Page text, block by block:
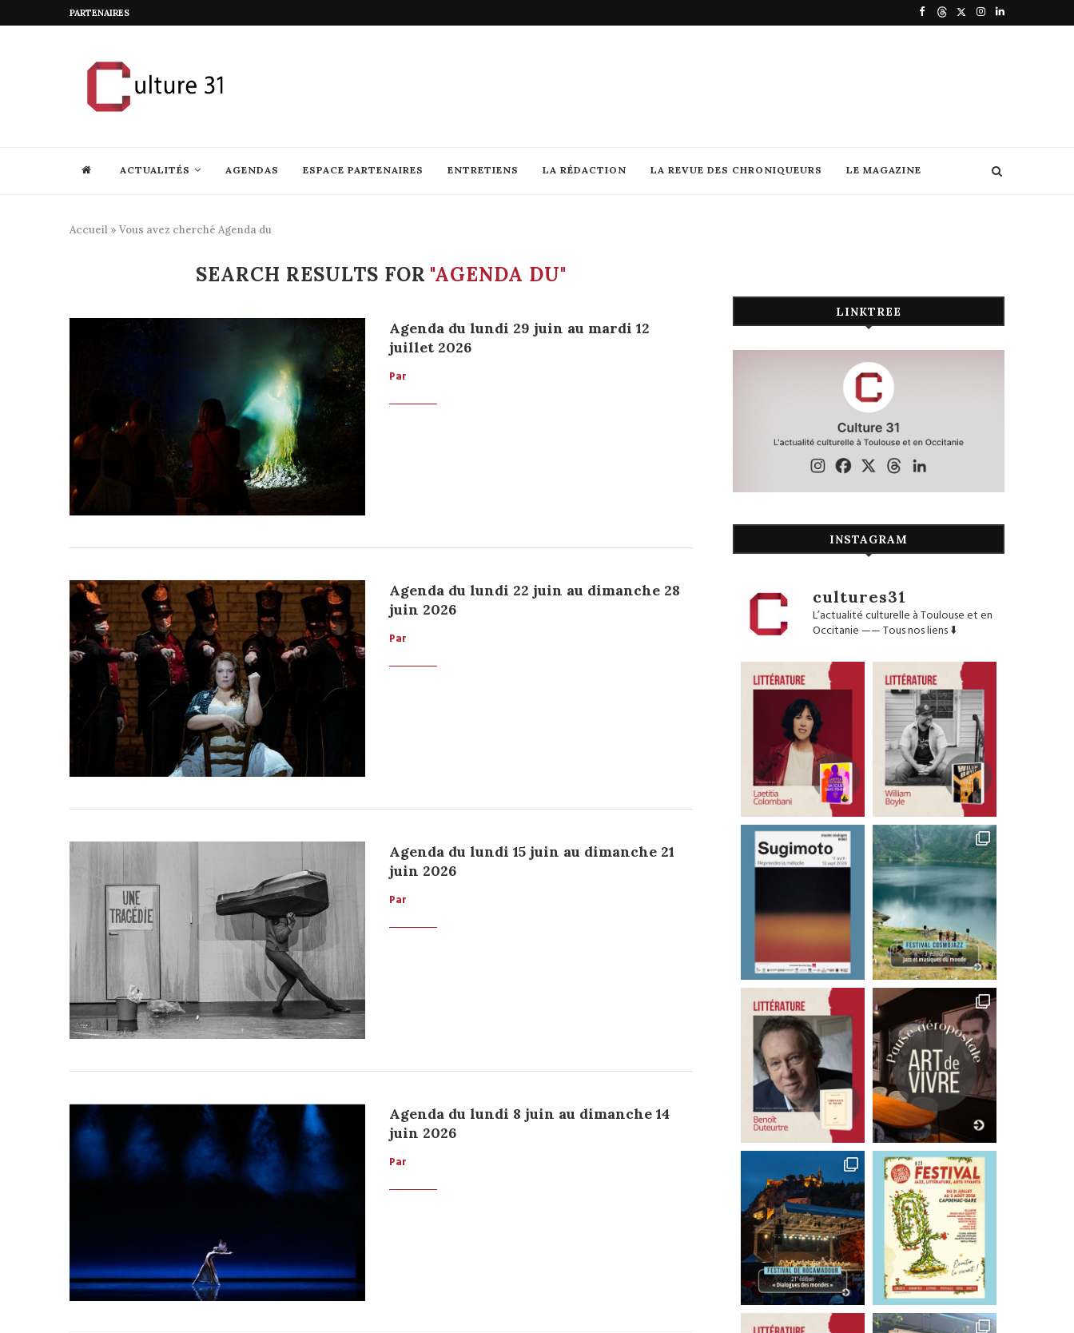
PARTENAIRES
ACTUALITÉS AGENDAS ESPACE PARTENAIRES ENTRETIENS LA RÉDACTION LA REVUE DES CHRONIQUEURS LE MAGAZINE
Accueil » Vous avez cherché Agenda du
SEARCH RESULTS FOR "AGENDA DU"
Agenda du lundi 29 juin au mardi 12
juillet 2026
Par
Agenda du lundi 22 juin au dimanche 28
juin 2026
Par
Agenda du lundi 15 juin au dimanche 21
juin 2026
Par
Agenda du lundi 8 juin au dimanche 14
juin 2026
Par
LINKTREE
INSTAGRAM
cultures31
L’actualité culturelle à Toulouse et en
Occitanie——Tous nos liens ⬇️